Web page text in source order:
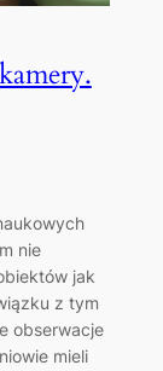
nie
jak
z tym
obserwacje
mieli